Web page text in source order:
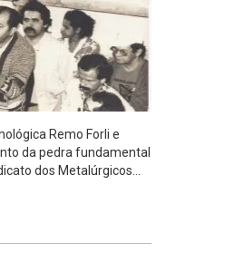
Remo Forli e
da pedra fundamental
dos Metalúrgicos...